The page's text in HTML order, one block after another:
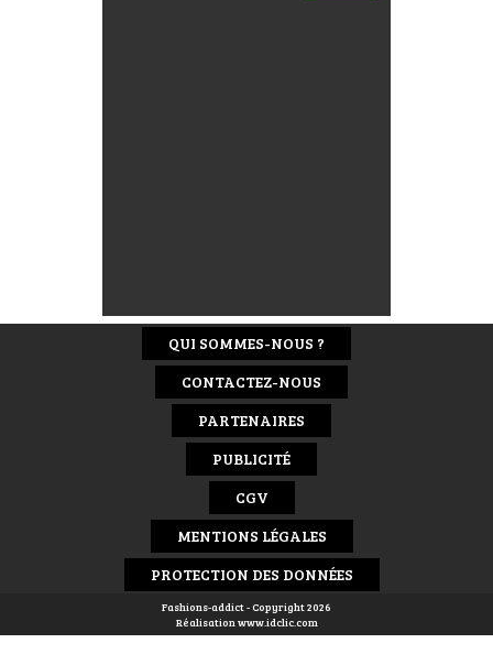
QUI SOMMES-NOUS ?
CONTACTEZ-NOUS
PARTENAIRES
PUBLICITÉ
CGV
MENTIONS LÉGALES
PROTECTION DES DONNÉES
Fashions-addict - Copyright 2026
Réalisationwww.idclic.com